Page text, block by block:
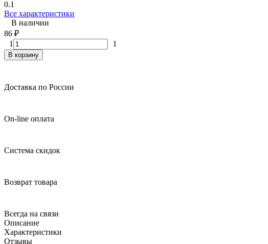
0.1
Все характеристики
В наличии
86 ₽
1
1
В корзину
Доставка по России
On-line оплата
Система скидок
Возврат товара
Всегда на связи
Описание
Характеристики
Отзывы